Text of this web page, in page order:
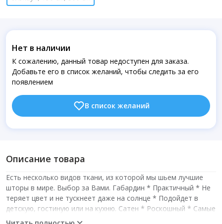
Нет в наличии
К сожалению, данный товар недоступен для заказа.
Добавьте его в список желаний, чтобы следить за его
появлением
В список желаний
Описание товара
Есть несколько видов ткани, из которой мы шьем лучшие
шторы в мире. Выбор за Вами. Габардин * Практичный * Не
теряет цвет и не тускнеет даже на солнце * Подойдет в
детскую, гостиную или на кухню. Сатен * Роскошный * Самые
яркие цвета и благородный блеск * Хорошо подойдет в